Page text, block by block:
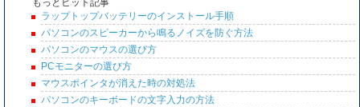
もっとヒット記事
ラップトップバッテリーのインストール手順
パソコンのスピーカーから鳴るノイズを防ぐ方法
パソコンのマウスの選び方
PCモニターの選び方
マウスポインタが消えた時の対処法
パソコンのキーボードの文字入力の方法